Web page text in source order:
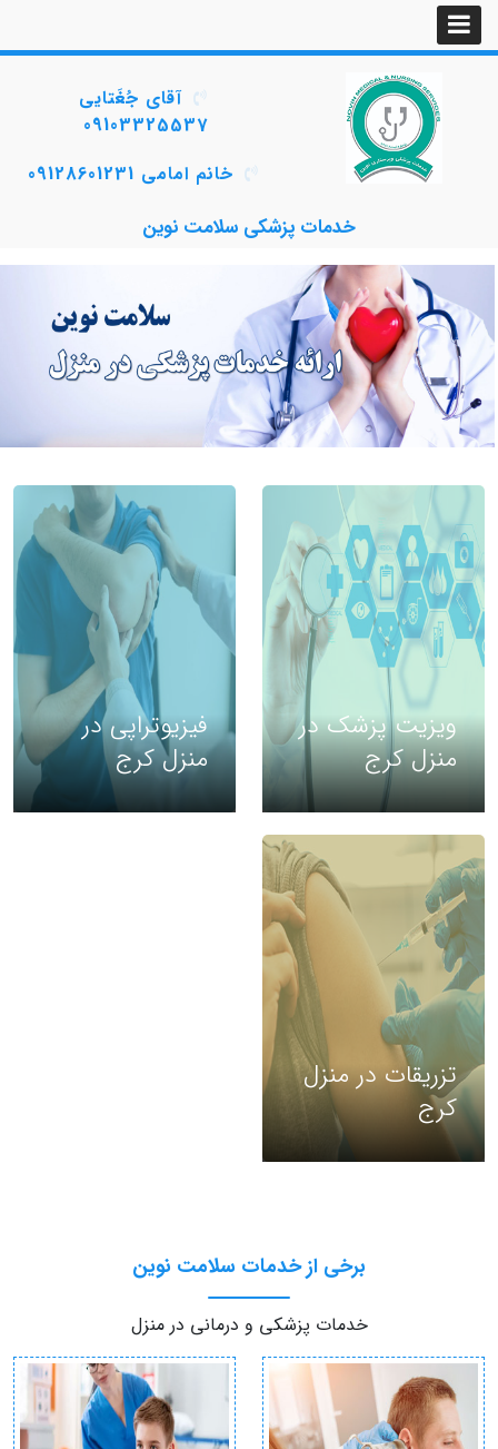
خدمات پزشکی سلامت نوین
آقای جُغَتایی
09103325537
خانم امامی 09128601231
ویزیت پزشک در
منزل کرج
فیزیوتراپی در
منزل کرج
تزریقات در منزل
کرج
برخی از خدمات سلامت نوین
خدمات پزشکی و درمانی در منزل